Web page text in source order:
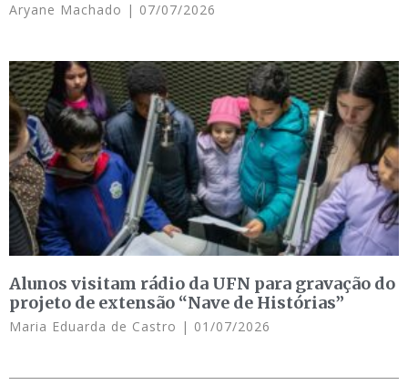
Aryane Machado 07/07/2026
Alunos visitam rádio da UFN para gravação do
projeto de extensão “Nave de Histórias”
Maria Eduarda de Castro 01/07/2026